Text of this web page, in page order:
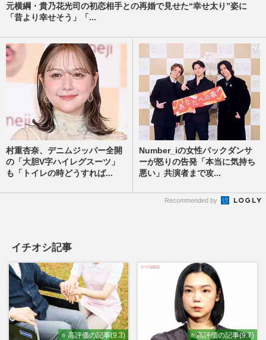
元横綱・貴乃花光司の初恋相手との再婚で見せた“幸せ太り”姿に
「昔より幸せそう」「...
村重杏奈、デニムジッパー全開
の「大胆V字ハイレグスーツ」
も「トイレの時どうすれば...
Number_iの女性バックダンサ
ーが怒りの告発「本当に気持ち
悪い」共演者まで攻...
Recommended by
イチオシ記事
⭐ 高評価の記事(9.3) ⭐ 高評価の記事(9.7)